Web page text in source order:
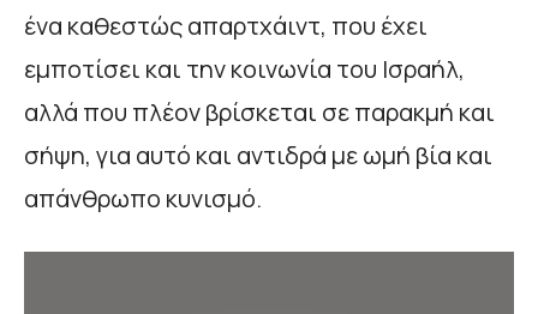
ένα καθεστώς απαρτχάιντ, που έχει
εμποτίσει και την κοινωνία του Ισραήλ,
αλλά που πλέον βρίσκεται σε παρακμή και
σήψη, για αυτό και αντιδρά με ωμή βία και
απάνθρωπο κυνισμό.